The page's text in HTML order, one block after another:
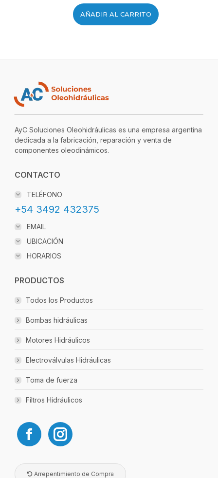
AÑADIR AL CARRITO
AyC Soluciones Oleohidráulicas es una empresa argentina
dedicada a la fabricación, reparación y venta de
componentes oleodinámicos.
CONTACTO
TELÉFONO
+54 3492 432375
EMAIL
UBICACIÓN
HORARIOS
PRODUCTOS
Todos los Productos
Bombas hidráulicas
Motores Hidráulicos
Electroválvulas Hidráulicas
Toma de fuerza
Filtros Hidráulicos
Arrepentimiento de Compra